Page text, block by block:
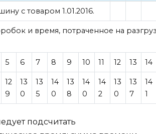
с товаром 1.01.2016.
и время, потраченное на
5 6 7 8 9 10 11 12 13 14
12
9
13
0
13
5
14
0
13
8
14
0
14
2
13
0
13
7
14
1
подсчитать